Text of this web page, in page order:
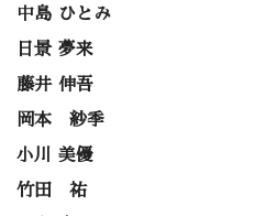
中島 ひとみ
日景 夢来
藤井 伸吾
岡本 紗季
小川 美優
竹田 祐